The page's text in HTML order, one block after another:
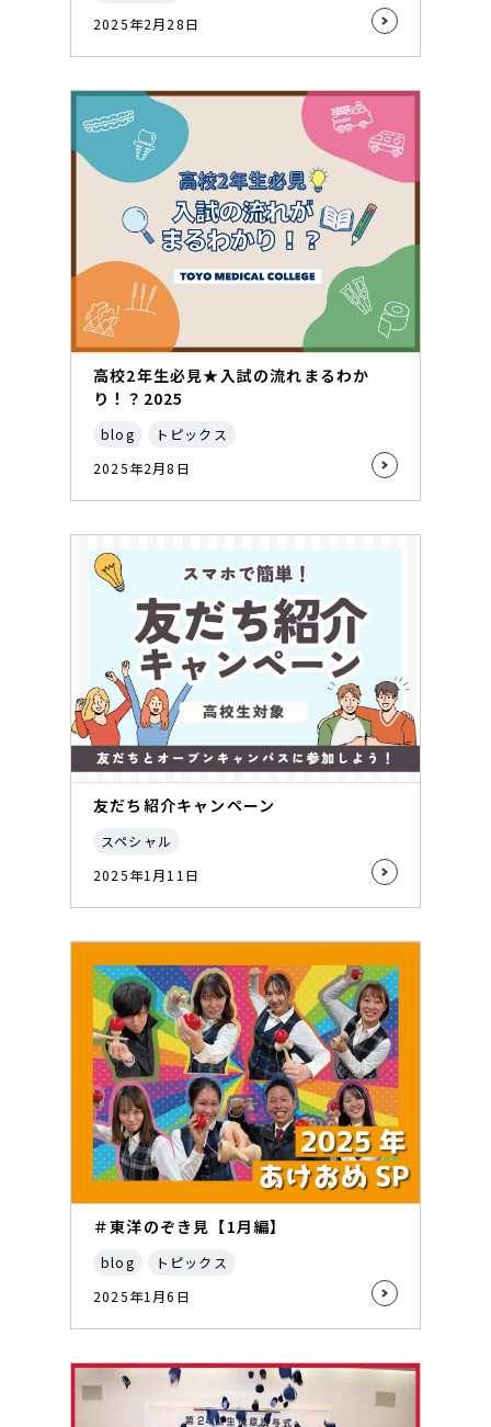
2025年2月28日
高校2年生必見★入試の流れまるわか
り！？2025
blog
トピックス
2025年2月8日
友だち紹介キャンペーン
スペシャル
2025年1月11日
＃東洋のぞき見【1月編】
blog
トピックス
2025年1月6日